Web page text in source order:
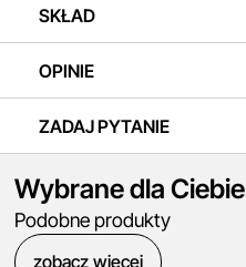
SKŁAD
OPINIE
ZADAJ PYTANIE
Wybrane dla Ciebie
Podobne produkty
zobacz więcej